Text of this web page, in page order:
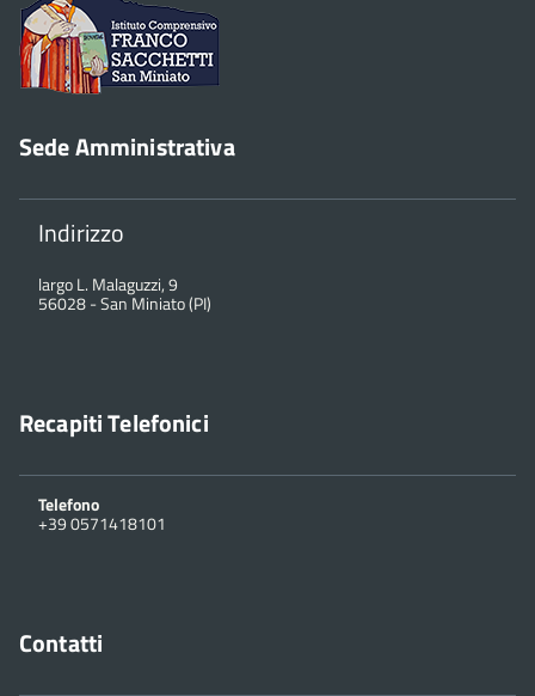
Sede Amministrativa
Indirizzo
largo L. Malaguzzi, 9
56028-San Miniato (PI)
Recapiti Telefonici
Telefono
+39 0571418101
Contatti